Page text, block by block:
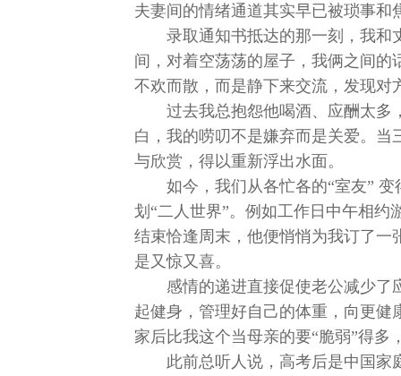
夫妻间的情绪通道其实早已被琐事和
录取通知书抵达的那一刻，我和
间，对着空荡荡的屋子，我俩之间
不欢而散，而是静下来交流，发现对
过去我总抱怨他喝酒、应酬太多
白，我的唠叨不是嫌弃而是关爱。
与欣赏，得以重新浮出水面。
如今，我们从各忙各的“室友”
划“二人世界”。例如工作日中午相
结束恰逢周末，他便悄悄为我订了
是又惊又喜。
感情的递进直接促使老公减少了
起健身，管理好自己的体重，向更
家后比我这个当母亲的要“脆弱”得多
此前总听人说，高考后是中国家